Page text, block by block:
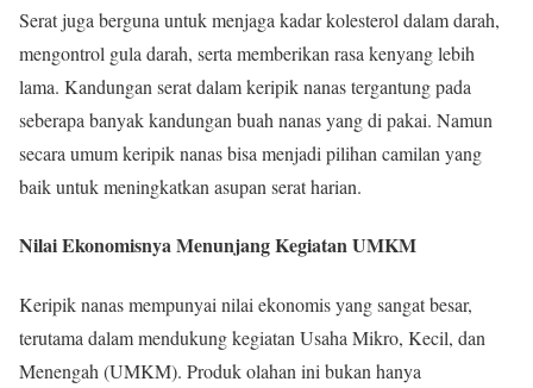
Serat juga berguna untuk menjaga kadar kolesterol dalam darah,
mengontrol gula darah, serta memberikan rasa kenyang lebih
lama. Kandungan serat dalam keripik nanas tergantung pada
seberapa banyak kandungan buah nanas yang di pakai. Namun
secara umum keripik nanas bisa menjadi pilihan camilan yang
baik untuk meningkatkan asupan serat harian.
Nilai Ekonomisnya Menunjang Kegiatan UMKM
Keripik nanas mempunyai nilai ekonomis yang sangat besar,
terutama dalam mendukung kegiatan Usaha Mikro, Kecil, dan
Menengah (UMKM). Produk olahan ini bukan hanya